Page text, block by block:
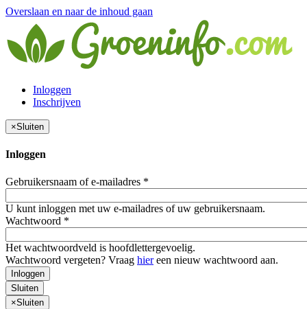
Overslaan en naar de inhoud gaan
Inloggen
Inschrijven
×Sluiten
Inloggen
Gebruikersnaam of e-mailadres *
U kunt inloggen met uw e-mailadres of uw gebruikersnaam.
Wachtwoord *
Het wachtwoordveld is hoofdlettergevoelig.
Wachtwoord vergeten? Vraag hiereen nieuw wachtwoord aan.
Inloggen
Sluiten
×Sluiten